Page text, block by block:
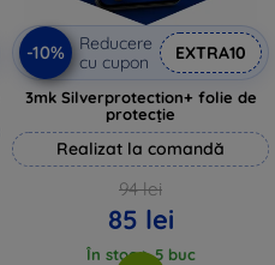
-10%
Reducere
cu cupon
EXTRA10
3mk Silverprotection+ folie de
protecție
Realizat la comandă
94 lei
85 lei
În stoc > 5 buc